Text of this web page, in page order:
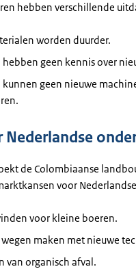
hebben verschillende
worden duurder.
geen kennis over
kunnen geen nieuwe
Nederlandse
de Colombiaanse
voor
voor kleine boeren.
maken met nieuwe
van organisch afval.